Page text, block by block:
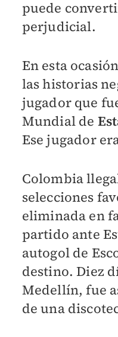
puede
perjudicial.
En esta
las historias
jugador que
Mundial de
Ese jugador
Colombia
selecciones
eliminada en
partido ante
autogol de
destino. Diez
Medellín, fue
de una